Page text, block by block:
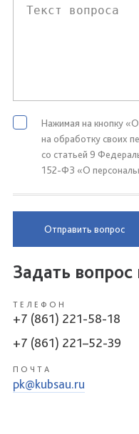
Нажимая на кнопку
на обработку своих
со статьей 9
152-ФЗ «О
Отправить вопрос
Задать
ТЕЛЕФОН
+7 (861) 221-58-18
+7 (861) 221–52-39
ПОЧТА
pk@kubsau.ru